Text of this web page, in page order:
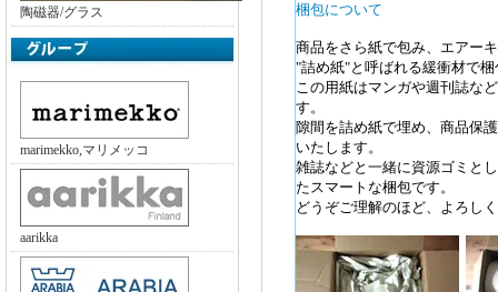
陶磁器/グラス
marimekko,マリメッコ
aarikka
梱包について
商品をさら紙で包み、エアー
"詰め紙"と呼ばれる緩衝材で
この用紙はマンガや週刊誌な
す。
隙間を詰め紙で埋め、商品保
いたします。
雑誌などと一緒に資源ゴミと
たスマートな梱包です。
どうぞご理解のほど、よろし